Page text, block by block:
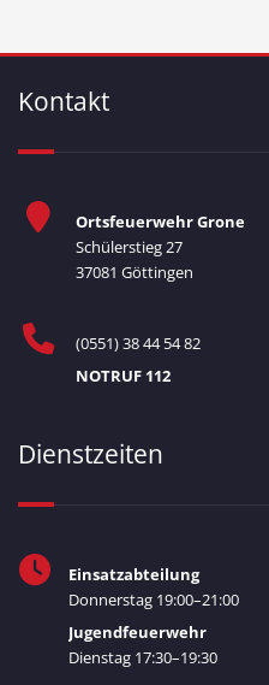
Kontakt
Ortsfeuerwehr Grone
Schülerstieg 27
37081 Göttingen
(0551) 38 44 54 82
NOTRUF 112
Dienstzeiten
Einsatzabteilung
Donnerstag 19:00–21:00
Jugendfeuerwehr
Dienstag 17:30–19:30